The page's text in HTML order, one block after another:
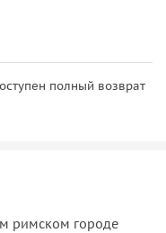
полный возврат
римском городе